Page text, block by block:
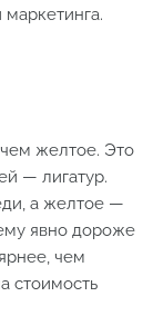
желтое. Это
— лигатур.
а желтое —
явно дороже
чем
стоимость